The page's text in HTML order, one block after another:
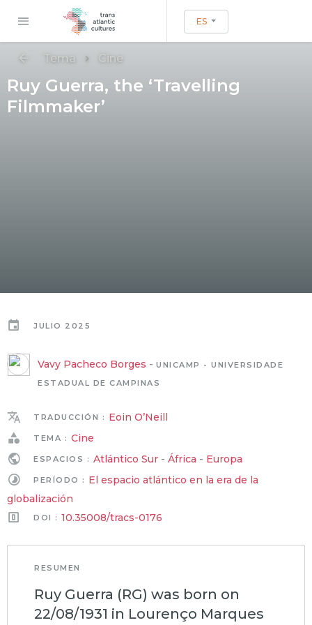
ES
Tema Cine
Ruy Guerra, the ‘Travelling
Filmmaker’
JULIO 2025
Vavy Pacheco Borges - UNICAMP - UNIVERSIDADE
ESTADUAL DE CAMPINAS
TRADUCCIÓN : Eoin O’Neill
TEMA : Cine
ESPACIOS : Atlántico Sur- África - Europa
PERÍODO : El espacio atlántico en la era de la
globalización
DOI : 10.35008/tracs-0176
RESUMEN
Ruy Guerra (RG) was born on
22/08/1931 in Lourenço Marques